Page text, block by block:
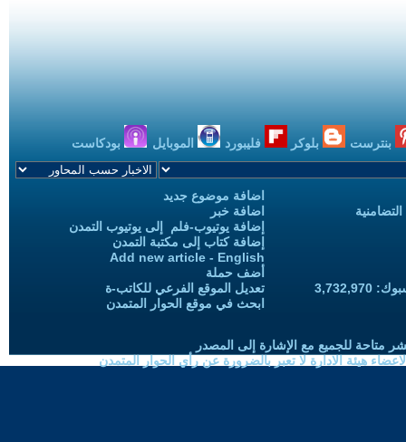
بنترست بلوكر فليبورد الموبايل بودكاست
اضافة موضوع جديد
اضافة خبر
إضافة يوتيوب-فلم إلى يوتيوب التمدن
إضافة كتاب إلى مكتبة التمدن
Add new article - English
أضف حملة
تعديل الموقع الفرعي للكاتب-ة
ابحث في موقع الحوار المتمدن
متاحة للجميع مع الإشارة إلى المصدر
هيئة الادارة لا تعبر بالضرورة عن رأي الحوار المتمدن